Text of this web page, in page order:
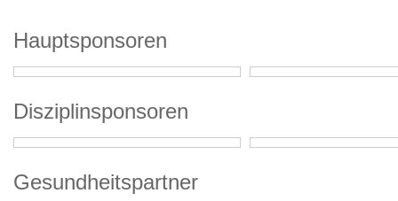
Hauptsponsoren
Disziplinsponsoren
Gesundheitspartner